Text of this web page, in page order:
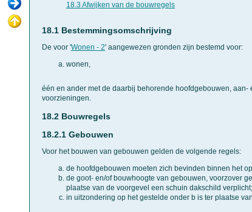
18.3 Afwijken van de bouwregels
18.1 Bestemmingsomschrijving
De voor 'Wonen - 2' aangewezen gronden zijn bestemd voor:
wonen,
één en ander met de daarbij behorende hoofdgebouwen,
voorzieningen.
18.2 Bouwregels
18.2.1 Gebouwen
Voor het bouwen van gebouwen gelden de volgende regels:
de hoofdgebouwen moeten zich bevinden binnen het
de goot- en/of bouwhoogte van gebouwen, voorzover
plaatse van de voorgevel een schuin dakschild verplicht;
in uitzondering op het gestelde onder b is ter plaatse